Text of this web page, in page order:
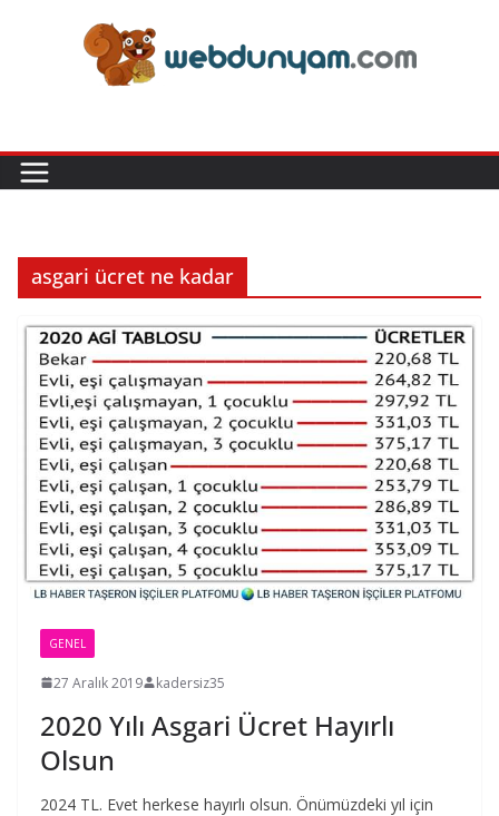
asgari ücret ne kadar
GENEL
27 Aralık 2019 kadersiz35
2020 Yılı Asgari Ücret Hayırlı
Olsun
2024 TL. Evet herkese hayırlı olsun. Önümüzdeki yıl için